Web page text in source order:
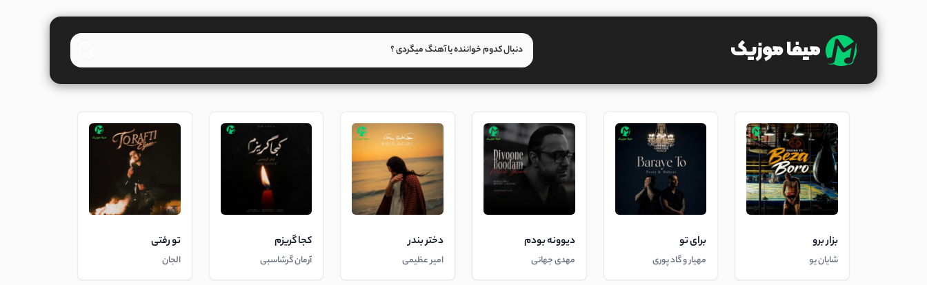
بزار برو
شایان یو
برای تو
مهیار و گاد پوری
دیوونه بودم
مهدی جهانی
دختر بندر
امیر عظیمی
کجا گریزم
آرمان گرشاسبی
تو رفتی
الجان